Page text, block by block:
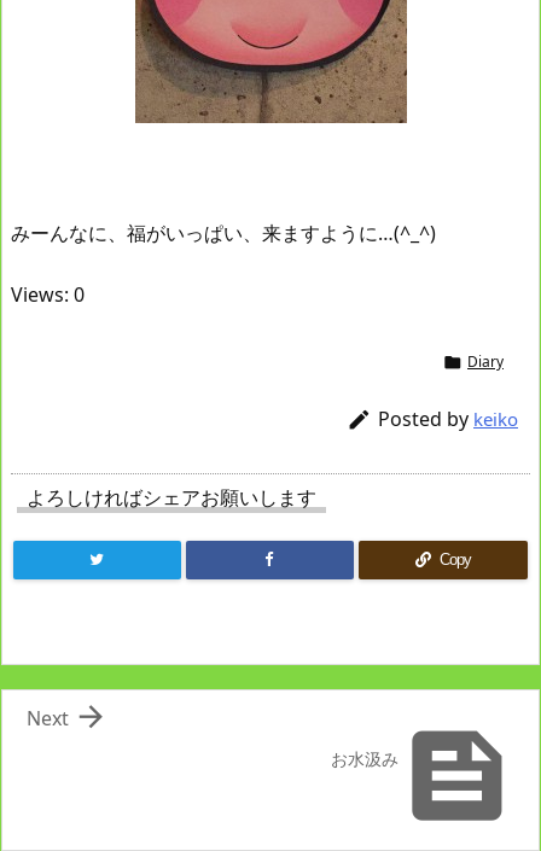
みーんなに、福がいっぱい、来ますように…(^_^)
Views: 0
 Diary
 Posted by keiko
よろしければシェアお願いします
Copy

お水汲み

Next